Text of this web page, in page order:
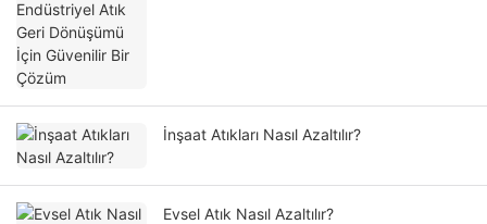
İnşaat Atıkları Nasıl Azaltılır?
Evsel Atık Nasıl Azaltılır?